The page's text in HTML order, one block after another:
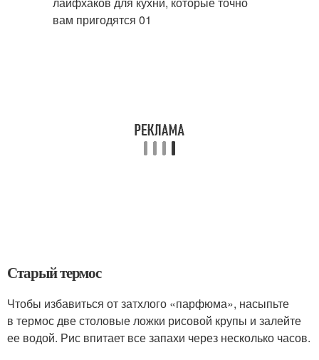
Старый термос
Чтобы избавиться от затхлого «парфюма», насыпьте
в термос две столовые ложки рисовой крупы и залейте
ее водой. Рис впитает все запахи через несколько часов.